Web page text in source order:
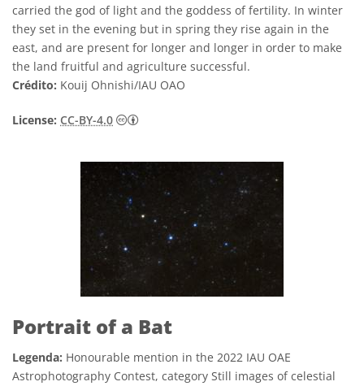
carried the god of light and the goddess of fertility. In winter
they set in the evening but in spring they rise again in the
east, and are present for longer and longer in order to make
the land fruitful and agriculture successful.
Crédito: Kouij Ohnishi/IAU OAO
License: CC-BY-4.0 Creative Commons Attribution 4.0
Portrait of a Bat
Legenda: Honourable mention in the 2022 IAU OAE
Astrophotography Contest, category Still images of celestial